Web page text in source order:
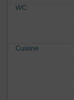
WC
Cuisine